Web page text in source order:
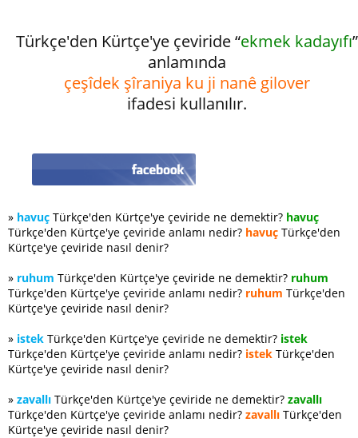
Türkçe'den Kürtçe'ye çeviride “ekmek kadayıfı”
anlamında
çeşîdek şîraniya ku ji nanê gilover
ifadesi kullanılır.
» havuç Türkçe'den Kürtçe'ye çeviride ne demektir? havuç
Türkçe'den Kürtçe'ye çeviride anlamı nedir? havuç Türkçe'den
Kürtçe'ye çeviride nasıl denir?
» ruhum Türkçe'den Kürtçe'ye çeviride ne demektir? ruhum
Türkçe'den Kürtçe'ye çeviride anlamı nedir? ruhum Türkçe'den
Kürtçe'ye çeviride nasıl denir?
» istek Türkçe'den Kürtçe'ye çeviride ne demektir? istek
Türkçe'den Kürtçe'ye çeviride anlamı nedir? istek Türkçe'den
Kürtçe'ye çeviride nasıl denir?
» zavallı Türkçe'den Kürtçe'ye çeviride ne demektir? zavallı
Türkçe'den Kürtçe'ye çeviride anlamı nedir? zavallı Türkçe'den
Kürtçe'ye çeviride nasıl denir?